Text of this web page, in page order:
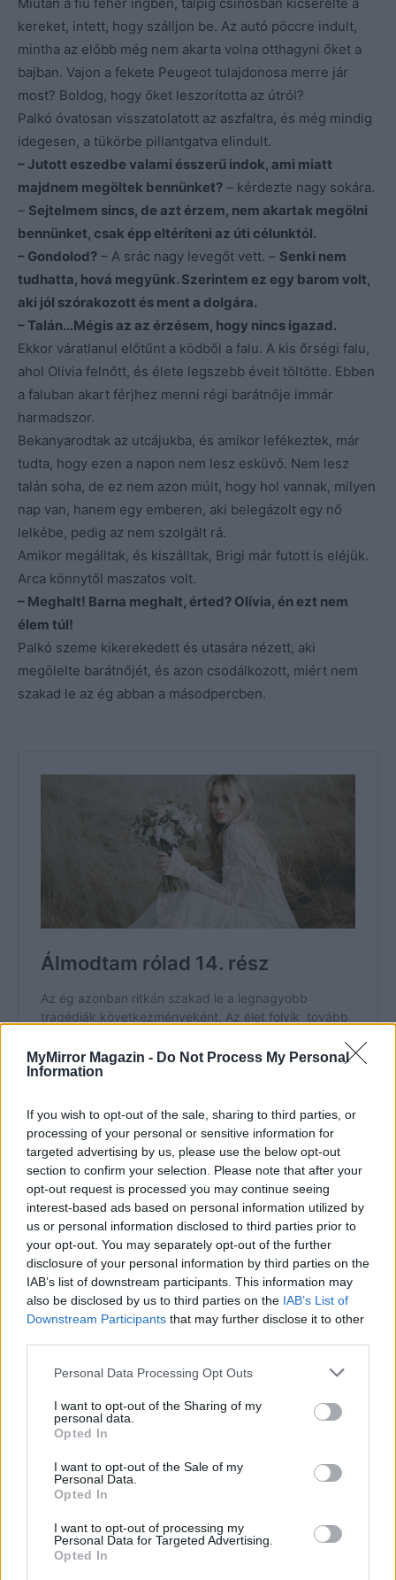
MyMirror Magazin - Do Not Process My Personal
Information
If you wish to opt-out of the sale, sharing to third parties, or
processing of your personal or sensitive information for
targeted advertising by us, please use the below opt-out
section to confirm your selection. Please note that after your
opt-out request is processed you may continue seeing
interest-based ads based on personal information utilized by
us or personal information disclosed to third parties prior to
your opt-out. You may separately opt-out of the further
disclosure of your personal information by third parties on the
IAB’s list of downstream participants. This information may
also be disclosed by us to third parties on the IAB’s List of
Downstream Participants that may further disclose it to other
Personal Data Processing Opt Outs
I want to opt-out of the Sharing of my
personal data.
Opted In
I want to opt-out of the Sale of my
Personal Data.
Opted In
I want to opt-out of processing my
Personal Data for Targeted Advertising.
Opted In
kereket, intett, hogy szálljon be. Az autó pöccre indult,
mintha az előbb még nem akarta volna otthagyni őket a
bajban. Vajon a fekete Peugeot tulajdonosa merre jár
most? Boldog, hogy őket leszorította az útról?
Palkó óvatosan visszatolatott az aszfaltra, és még mindig
idegesen, a tükörbe pillantgatva elindult.
– Jutott eszedbe valami ésszerű indok, ami miatt
majdnem megöltek bennünket? – kérdezte nagy sokára.
– Sejtelmem sincs, de azt érzem, nem akartak megölni
bennünket, csak épp eltéríteni az úti célunktól.
– Gondolod? – A srác nagy levegőt vett. – Senki nem
tudhatta, hová megyünk. Szerintem ez egy barom volt,
aki jól szórakozott és ment a dolgára.
– Talán…Mégis az az érzésem, hogy nincs igazad.
Ekkor váratlanul előtűnt a ködből a falu. A kis őrségi falu,
ahol Olívia felnőtt, és élete legszebb éveit töltötte. Ebben
a faluban akart férjhez menni régi barátnője immár
harmadszor.
Bekanyarodtak az utcájukba, és amikor lefékeztek, már
tudta, hogy ezen a napon nem lesz esküvő. Nem lesz
talán soha, de ez nem azon múlt, hogy hol vannak, milyen
nap van, hanem egy emberen, aki belegázolt egy nő
lelkébe, pedig az nem szolgált rá.
Amikor megálltak, és kiszálltak, Brigi már futott is eléjük.
Arca könnytől maszatos volt.
– Meghalt! Barna meghalt, érted? Olívia, én ezt nem
élem túl!
Palkó szeme kikerekedett és utasára nézett, aki
megölelte barátnőjét, és azon csodálkozott, miért nem
szakad le az ég abban a másodpercben.
Kép forrása: Pinterest